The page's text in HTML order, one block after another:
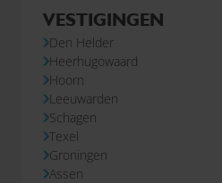
VESTIGINGEN
Den Helder
Heerhugowaard
Hoorn
Leeuwarden
Schagen
Texel
Groningen
Assen